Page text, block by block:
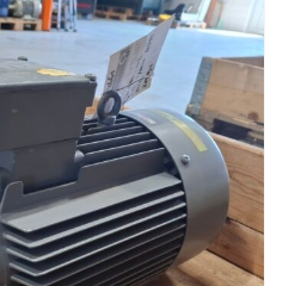
ons